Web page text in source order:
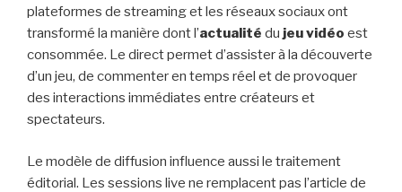
plateformes de streaming et les réseaux sociaux ont
transformé la manière dont l’actualité du jeu vidéo est
consommée. Le direct permet d’assister à la découverte
d’un jeu, de commenter en temps réel et de provoquer
des interactions immédiates entre créateurs et
spectateurs.
Le modèle de diffusion influence aussi le traitement
éditorial. Les sessions live ne remplacent pas l’article de